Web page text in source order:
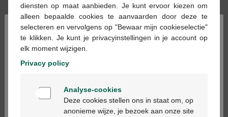
Commander
sur base d’une prescription médicale.
×
Bienvenue
diensten op maat aanbieden. Je kunt ervoor kiezen om
alleen bepaalde cookies te aanvaarden door deze te
selecteren en vervolgens op "Bewaar mijn cookieselectie"
te klikken. Je kunt je privacyinstellingen in je account op
elk moment wijzigen.
Privacy policy
Analyse-cookies
Deze cookies stellen ons in staat om, op
anonieme wijze, je bezoek aan onze site